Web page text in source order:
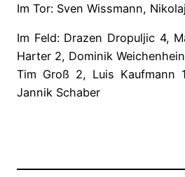
Im Tor: Sven Wissmann,
Im Feld: Drazen Dropuljic 4,
Harter 2, Dominik
Tim Groß 2, Luis Kaufmann
Jannik Schaber